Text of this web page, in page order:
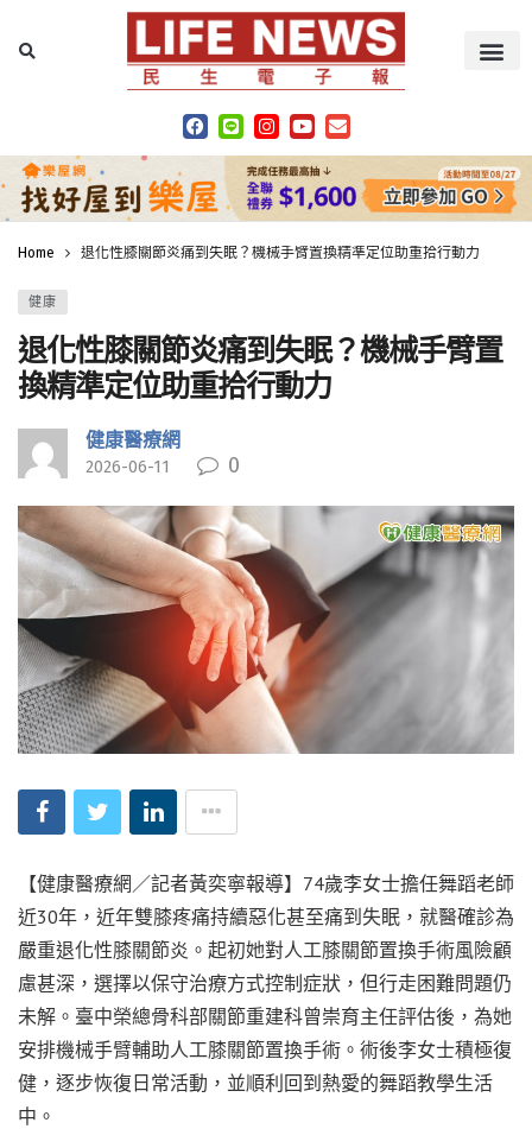
Home 退化性膝關節炎痛到失眠？機械手臂置換精準定位助重拾行動力
健康
退化性膝關節炎痛到失眠？機械手臂置
換精準定位助重拾行動力
健康醫療網
2026-06-11 0
【健康醫療網／記者黃奕寧報導】74歲李女士擔任舞蹈老師
近30年，近年雙膝疼痛持續惡化甚至痛到失眠，就醫確診為
嚴重退化性膝關節炎。起初她對人工膝關節置換手術風險顧
慮甚深，選擇以保守治療方式控制症狀，但行走困難問題仍
未解。臺中榮總骨科部關節重建科曾崇育主任評估後，為她
安排機械手臂輔助人工膝關節置換手術。術後李女士積極復
健，逐步恢復日常活動，並順利回到熱愛的舞蹈教學生活
中。